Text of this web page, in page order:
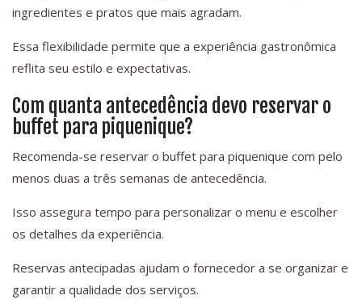
ingredientes e pratos que mais agradam.
Essa flexibilidade permite que a experiência gastronômica
reflita seu estilo e expectativas.
Com quanta antecedência devo reservar o
buffet para piquenique?
Recomenda-se reservar o buffet para piquenique com pelo
menos duas a três semanas de antecedência.
Isso assegura tempo para personalizar o menu e escolher
os detalhes da experiência.
Reservas antecipadas ajudam o fornecedor a se organizar e
garantir a qualidade dos serviços.